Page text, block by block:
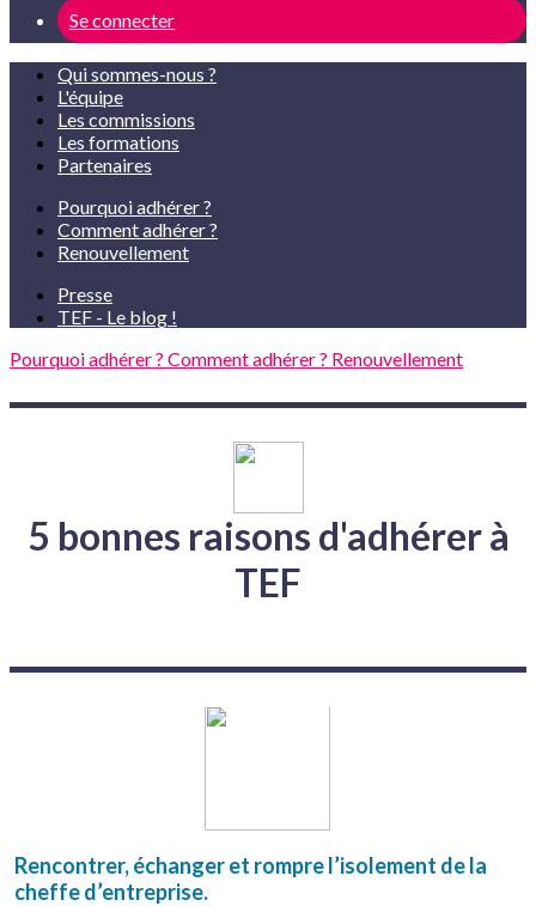
Se connecter
Qui sommes-nous ?
L'équipe
Les commissions
Les formations
Partenaires
Pourquoi adhérer ?
Comment adhérer ?
Renouvellement
Presse
TEF - Le blog !
Pourquoi adhérer ? Comment adhérer ? Renouvellement
5 bonnes raisons d'adhérer à
TEF
Rencontrer, échanger et rompre l’isolement de la
cheffe d’entreprise.